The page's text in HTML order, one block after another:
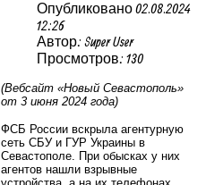
Опубликовано 02.08.2024
12:26
Автор: Super User
Просмотров: 130
(Вебсайт «Новый Севастополь»
от 3 июня 2024 года)
ФСБ России вскрыла агентурную
сеть СБУ и ГУР Украины в
Севастополе. При обысках у них
агентов нашли взрывные